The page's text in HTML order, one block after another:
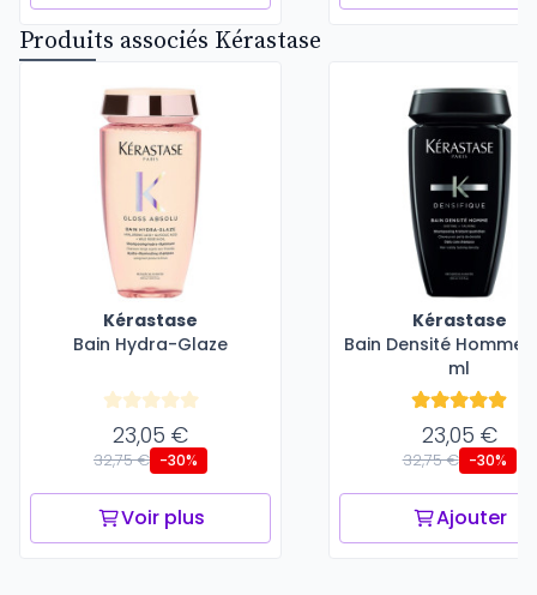
Produits associés Kérastase
Kérastase
Bain Hydra-Glaze
23,05 €
32,75 € -30%
Voir plus
Kérastase
Bain Densité Homme
ml
23,05 €
32,75 € -30%
Ajouter